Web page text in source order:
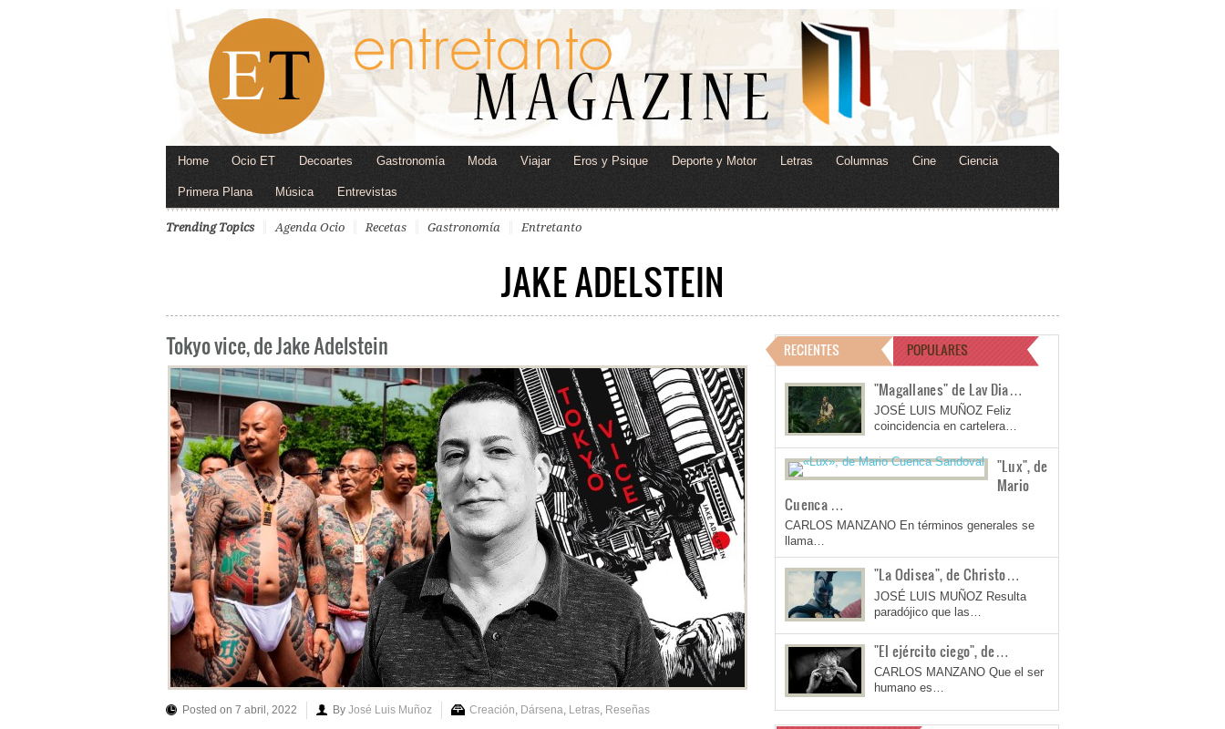
Home Ocio ET Decoartes Gastronomía Moda Viajar Eros y Psique Deporte y Motor Letras Columnas Cine Ciencia
Primera Plana Música Entrevistas
Trending Topics Agenda Ocio Recetas Gastronomía Entretanto
JAKE ADELSTEIN
Tokyo vice, de Jake Adelstein
Posted on 7 abril, 2022 By José Luis Muñoz Creación Dársena Letras Reseñas
RECIENTES POPULARES
"Magallanes" de Lav Dia…
JOSÉ LUIS MUÑOZ Feliz
coincidencia en cartelera…
"Lux", de
Mario
Cuenca …
CARLOS MANZANO En términos generales se
llama…
"La Odisea", de Christo…
JOSÉ LUIS MUÑOZ Resulta
paradójico que las…
"El ejército ciego", de…
CARLOS MANZANO Que el ser
humano es…